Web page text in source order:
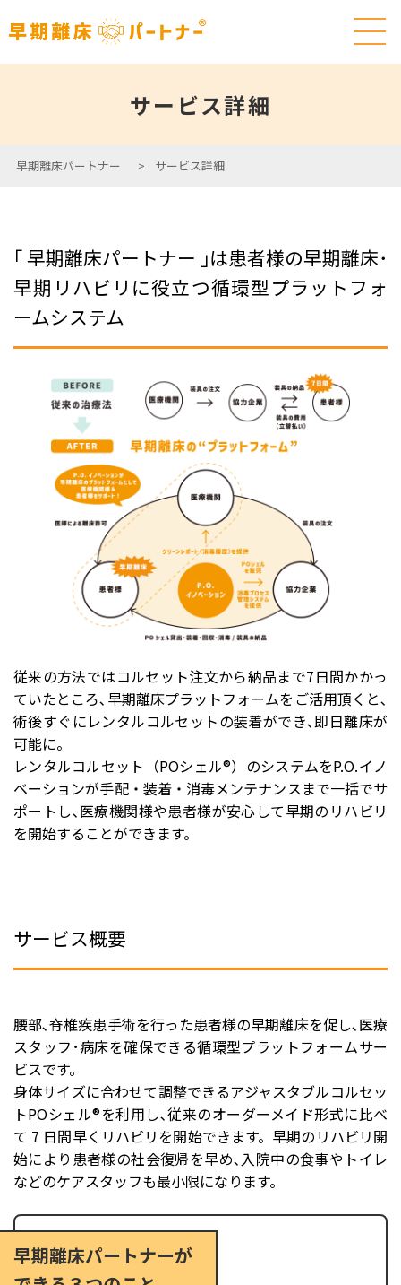
サービス詳細
早期離床パートナー > サービス詳細
｢ 早期離床パートナー ｣は患者様の早期離床･
早期リハビリに役立つ循環型プラットフォ
ームシステム
従来の方法ではコルセット注文から納品まで7日間かかっ
ていたところ､早期離床プラットフォームをご活用頂くと､
術後すぐにレンタルコルセットの装着ができ､即日離床が
可能に。
レンタルコルセット（POシェル®︎）のシステムをP.O.イノ
ベーションが手配・装着・消毒メンテナンスまで一括でサ
ポートし､医療機関様や患者様が安心して早期のリハビリ
を開始することができます。
サービス概要
腰部､脊椎疾患手術を行った患者様の早期離床を促し､医療
スタッフ･病床を確保できる循環型プラットフォームサー
ビスです。
身体サイズに合わせて調整できるアジャスタブルコルセッ
トPOシェル®︎を利用し､従来のオーダーメイド形式に比べ
て 7 日間早くリハビリを開始できます。早期のリハビリ開
始により患者様の社会復帰を早め､入院中の食事やトイレ
などのケアスタッフも最小限になります。
早期離床パートナーが